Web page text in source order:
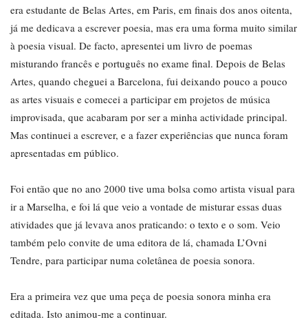
era estudante de Belas Artes, em Paris, em finais dos anos oitenta,
já me dedicava a escrever poesia, mas era uma forma muito similar
à poesia visual. De facto, apresentei um livro de poemas
misturando francês e português no exame final. Depois de Belas
Artes, quando cheguei a Barcelona, fui deixando pouco a pouco
as artes visuais e comecei a participar em projetos de música
improvisada, que acabaram por ser a minha actividade principal.
Mas continuei a escrever, e a fazer experiências que nunca foram
apresentadas em público.
Foi então que no ano 2000 tive uma bolsa como artista visual para
ir a Marselha, e foi lá que veio a vontade de misturar essas duas
atividades que já levava anos praticando: o texto e o som. Veio
também pelo convite de uma editora de lá, chamada L’Ovni
Tendre, para participar numa coletânea de poesia sonora.
Era a primeira vez que uma peça de poesia sonora minha era
editada. Isto animou-me a continuar.